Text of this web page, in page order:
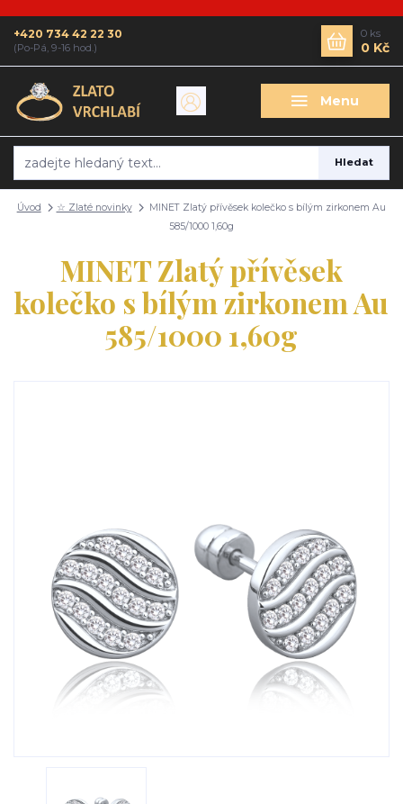
Menu
Hledat
+420 734 42 22 30
(Po-Pá, 9-16 hod.)
0 ks
0 Kč
Úvod ☆ Zlaté novinky
MINET Zlatý přívěsek kolečko s bílým zirkonem Au
585/1000 1,60g
MINET Zlatý přívěsek
kolečko s bílým zirkonem Au
585/1000 1,60g